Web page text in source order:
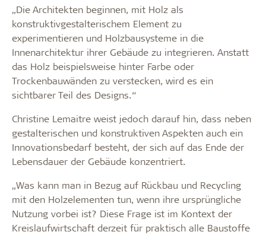
„Die Architekten beginnen, mit Holz als
konstruktivgestalterischem Element zu
experimentieren und Holzbausysteme in die
Innenarchitektur ihrer Gebäude zu integrieren. Anstatt
das Holz beispielsweise hinter Farbe oder
Trockenbauwänden zu verstecken, wird es ein
sichtbarer Teil des Designs.“
Christine Lemaitre weist jedoch darauf hin, dass neben
gestalterischen und konstruktiven Aspekten auch ein
Innovationsbedarf besteht, der sich auf das Ende der
Lebensdauer der Gebäude konzentriert.
„Was kann man in Bezug auf Rückbau und Recycling
mit den Holzelementen tun, wenn ihre ursprüngliche
Nutzung vorbei ist? Diese Frage ist im Kontext der
Kreislaufwirtschaft derzeit für praktisch alle Baustoffe